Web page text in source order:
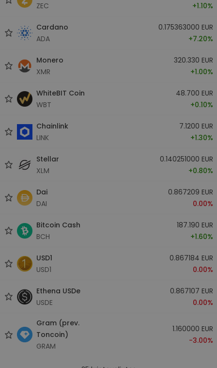
ZEC
+1.10%
Cardano
ADA
0.175363000 EUR
+7.20%
Monero
XMR
320.330 EUR
+1.00%
WhiteBIT Coin
WBT
48.700 EUR
+0.10%
Chainlink
LINK
7.1200 EUR
+1.30%
Stellar
XLM
0.140251000 EUR
+0.80%
Dai
DAI
0.867209 EUR
0.00%
Bitcoin Cash
BCH
187.190 EUR
+1.60%
USD1
USD1
0.867184 EUR
0.00%
Ethena USDe
USDE
0.867107 EUR
0.00%
Gram (prev.
Toncoin)
GRAM
1.160000 EUR
-3.00%